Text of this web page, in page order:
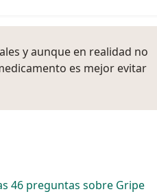
y aunque en realidad no
es mejor evitar
46 preguntas sobre Gripe